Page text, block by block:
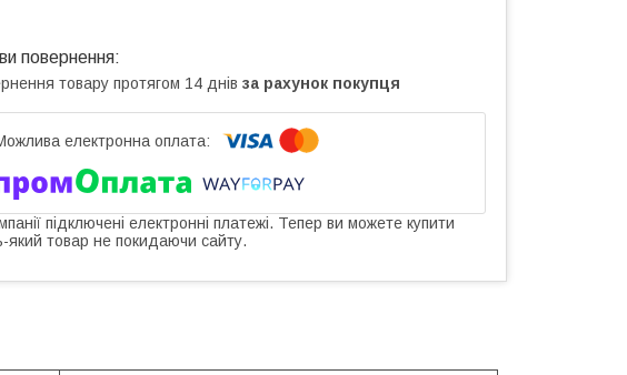
товару протягом 14 днів за рахунок покупця
підключені електронні платежі. Тепер ви можете купити
який товар не покидаючи сайту.